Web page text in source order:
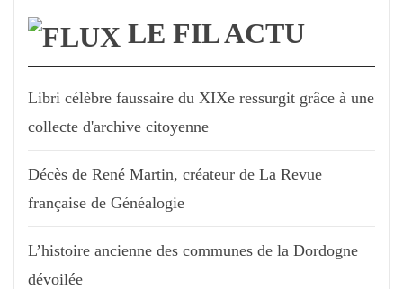
LE FIL ACTU
Libri célèbre faussaire du XIXe ressurgit grâce à une
collecte d'archive citoyenne
Décès de René Martin, créateur de La Revue
française de Généalogie
L’histoire ancienne des communes de la Dordogne
dévoilée